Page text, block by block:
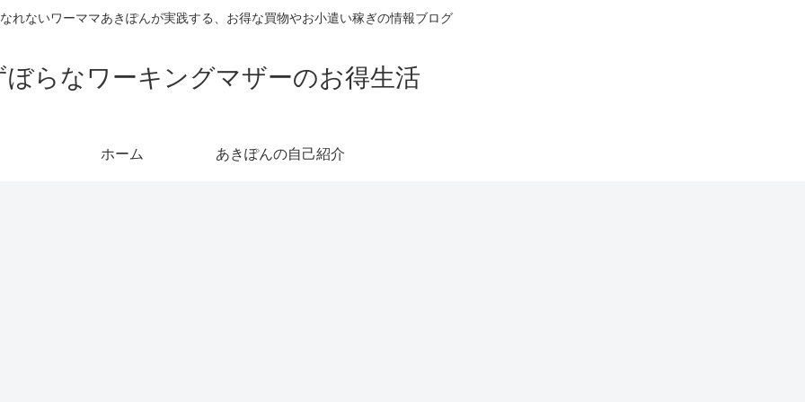
れないワーママあきぽんが実践する、お得な買物やお小遣い稼ぎの情報ブログ
ぼらなワーキングマザーのお得生活
ホーム あきぽんの自己紹介